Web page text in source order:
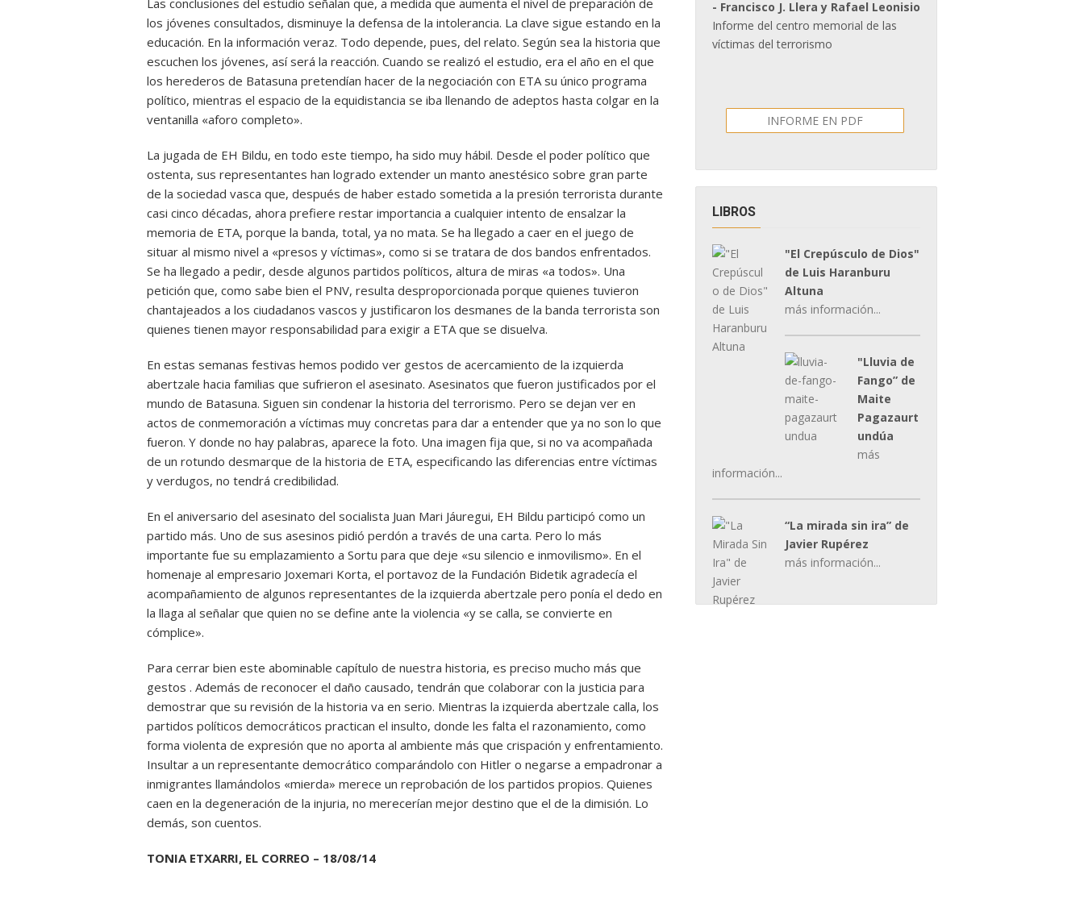
Las conclusiones del estudio señalan que, a medida que aumenta el nivel de preparación de
los jóvenes consultados, disminuye la defensa de la intolerancia. La clave sigue estando en la
educación. En la información veraz. Todo depende, pues, del relato. Según sea la historia que
escuchen los jóvenes, así será la reacción. Cuando se realizó el estudio, era el año en el que
los herederos de Batasuna pretendían hacer de la negociación con ETA su único programa
político, mientras el espacio de la equidistancia se iba llenando de adeptos hasta colgar en la
ventanilla «aforo completo».
La jugada de EH Bildu, en todo este tiempo, ha sido muy hábil. Desde el poder político que
ostenta, sus representantes han logrado extender un manto anestésico sobre gran parte
de la sociedad vasca que, después de haber estado sometida a la presión terrorista durante
casi cinco décadas, ahora prefiere restar importancia a cualquier intento de ensalzar la
memoria de ETA, porque la banda, total, ya no mata. Se ha llegado a caer en el juego de
situar al mismo nivel a «presos y víctimas», como si se tratara de dos bandos enfrentados.
Se ha llegado a pedir, desde algunos partidos políticos, altura de miras «a todos». Una
petición que, como sabe bien el PNV, resulta desproporcionada porque quienes tuvieron
chantajeados a los ciudadanos vascos y justificaron los desmanes de la banda terrorista son
quienes tienen mayor responsabilidad para exigir a ETA que se disuelva.
En estas semanas festivas hemos podido ver gestos de acercamiento de la izquierda
abertzale hacia familias que sufrieron el asesinato. Asesinatos que fueron justificados por el
mundo de Batasuna. Siguen sin condenar la historia del terrorismo. Pero se dejan ver en
actos de conmemoración a víctimas muy concretas para dar a entender que ya no son lo que
fueron. Y donde no hay palabras, aparece la foto. Una imagen fija que, si no va acompañada
de un rotundo desmarque de la historia de ETA, especificando las diferencias entre víctimas
y verdugos, no tendrá credibilidad.
En el aniversario del asesinato del socialista Juan Mari Jáuregui, EH Bildu participó como un
partido más. Uno de sus asesinos pidió perdón a través de una carta. Pero lo más
importante fue su emplazamiento a Sortu para que deje «su silencio e inmovilismo». En el
homenaje al empresario Joxemari Korta, el portavoz de la Fundación Bidetik agradecía el
acompañamiento de algunos representantes de la izquierda abertzale pero ponía el dedo en
la llaga al señalar que quien no se define ante la violencia «y se calla, se convierte en
cómplice».
Para cerrar bien este abominable capítulo de nuestra historia, es preciso mucho más que
gestos . Además de reconocer el daño causado, tendrán que colaborar con la justicia para
demostrar que su revisión de la historia va en serio. Mientras la izquierda abertzale calla, los
partidos políticos democráticos practican el insulto, donde les falta el razonamiento, como
forma violenta de expresión que no aporta al ambiente más que crispación y enfrentamiento.
Insultar a un representante democrático comparándolo con Hitler o negarse a empadronar a
inmigrantes llamándolos «mierda» merece un reprobación de los partidos propios. Quienes
caen en la degeneración de la injuria, no merecerían mejor destino que el de la dimisión. Lo
demás, son cuentos.
TONIA ETXARRI, EL CORREO – 18/08/14
- Francisco J. Llera y Rafael Leonisio
Informe del centro memorial de las
víctimas del terrorismo
INFORME EN PDF
LIBROS
"El Crepúsculo de Dios"
de Luis Haranburu
Altuna
más información...
"Lluvia de
Fango” de
Maite
Pagazaurt
undúa
más
información...
“La mirada sin ira” de
Javier Rupérez
más información...